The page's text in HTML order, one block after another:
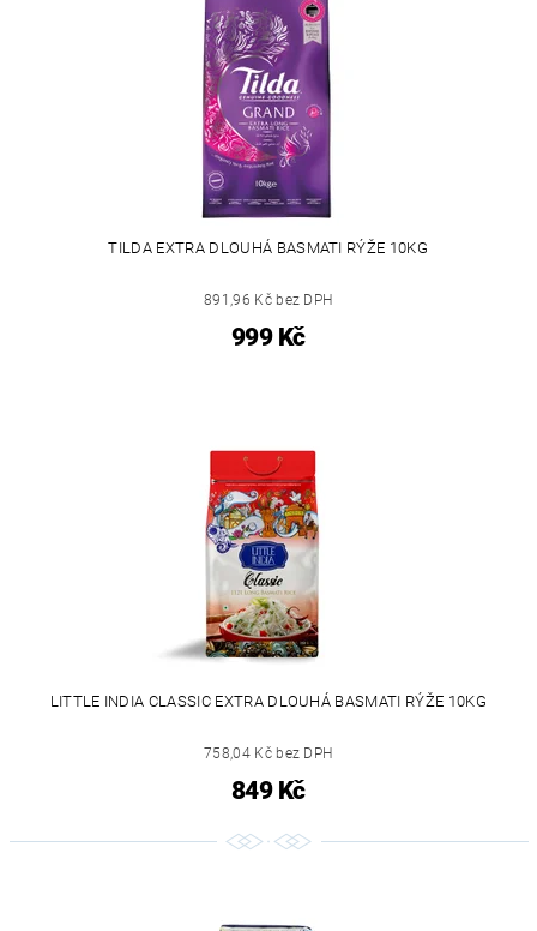
TILDA EXTRA DLOUHÁ BASMATI RÝŽE 10KG
891,96 Kč bez DPH
999 Kč
LITTLE INDIA CLASSIC EXTRA DLOUHÁ BASMATI RÝŽE 10KG
758,04 Kč bez DPH
849 Kč